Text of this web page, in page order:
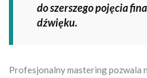
do szerszego pojęcia
dźwięku.
Profesjonalny mastering pozwala